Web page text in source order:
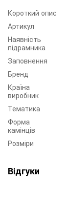
Короткий опис
Артикул
Наявність
підрамника
Заповнення
Бренд
Країна
виробник
Тематика
Форма
камінців
Розміри
Відгуки